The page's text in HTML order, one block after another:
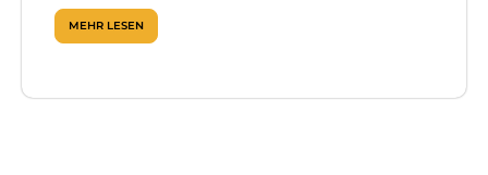
MEHR LESEN